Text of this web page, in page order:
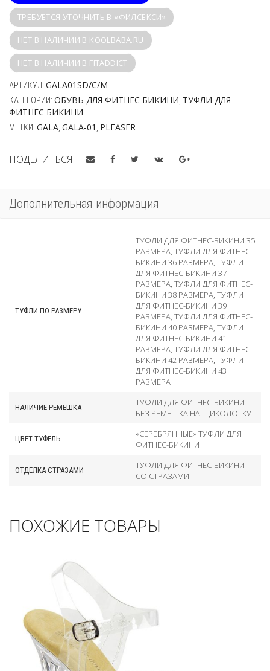
ТРЕБУЕТСЯ УТОЧНИТЬ В «ФИЛСЕКСИ»
НЕТ В НАЛИЧИИ В KOOLBABA.RU
НЕТ В НАЛИЧИИ В FITADDICT
АРТИКУЛ: GALA01SD/C/M
КАТЕГОРИИ: ОБУВЬ ДЛЯ ФИТНЕС БИКИНИ ТУФЛИ ДЛЯ
ФИТНЕС БИКИНИ
МЕТКИ: GALA GALA-01 PLEASER
ПОДЕЛИТЬСЯ:
Дополнительная информация
ТУФЛИ ПО РАЗМЕРУ
ТУФЛИ ДЛЯ ФИТНЕС-БИКИНИ 35
РАЗМЕРА, ТУФЛИ ДЛЯ ФИТНЕС-
БИКИНИ 36 РАЗМЕРА, ТУФЛИ
ДЛЯ ФИТНЕС-БИКИНИ 37
РАЗМЕРА, ТУФЛИ ДЛЯ ФИТНЕС-
БИКИНИ 38 РАЗМЕРА, ТУФЛИ
ДЛЯ ФИТНЕС-БИКИНИ 39
РАЗМЕРА, ТУФЛИ ДЛЯ ФИТНЕС-
БИКИНИ 40 РАЗМЕРА, ТУФЛИ
ДЛЯ ФИТНЕС-БИКИНИ 41
РАЗМЕРА, ТУФЛИ ДЛЯ ФИТНЕС-
БИКИНИ 42 РАЗМЕРА, ТУФЛИ
ДЛЯ ФИТНЕС-БИКИНИ 43
РАЗМЕРА
НАЛИЧИЕ РЕМЕШКА
ТУФЛИ ДЛЯ ФИТНЕС-БИКИНИ
БЕЗ РЕМЕШКА НА ЩИКОЛОТКУ
ЦВЕТ ТУФЕЛЬ
«СЕРЕБРЯННЫЕ» ТУФЛИ ДЛЯ
ФИТНЕС-БИКИНИ
ОТДЕЛКА СТРАЗАМИ
ТУФЛИ ДЛЯ ФИТНЕС-БИКИНИ
СО СТРАЗАМИ
ПОХОЖИЕ ТОВАРЫ